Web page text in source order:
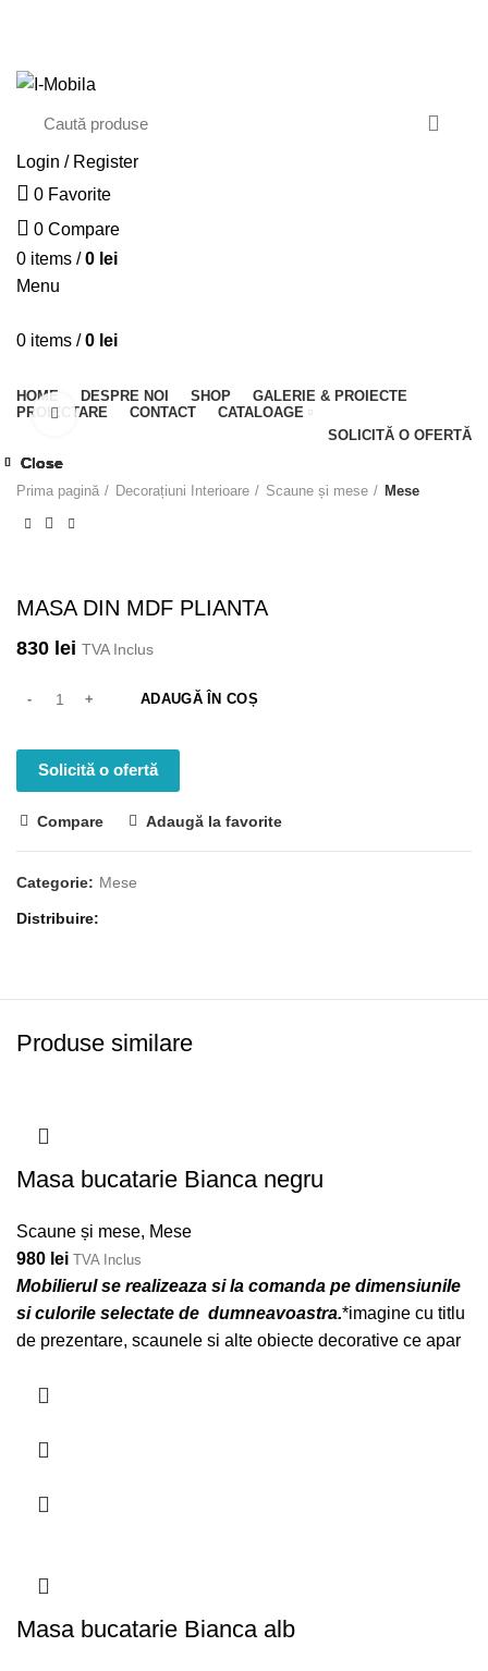
Login / Register
0 Favorite
0 Compare
0 items / 0 lei
Menu
0 items / 0 lei
HOME DESPRE NOI SHOP
GALERIE & PROIECTE
PROIECTARE
CONTACT
CATALOAGE
SOLICITĂ O OFERTĂ
Click to enlarge
Prima pagină Decorațiuni Interioare Scaune și mese Mese
MASA DIN MDF PLIANTA
830 lei TVA Inclus
ADAUGĂ ÎN COȘ
Solicită o ofertă
Compare Adaugă la favorite
Categorie: Mese
Distribuire
Produse similare
Close
Masa bucatarie Bianca negru
Scaune și mese, Mese
980 lei TVA Inclus
Mobilierul se realizeaza si la comanda pe dimensiunile
si culorile selectate de dumneavoastra.*imagine cu titlu
de prezentare, scaunele si alte obiecte decorative ce apar
Close
Masa bucatarie Bianca alb
Close
Close
Close
Close